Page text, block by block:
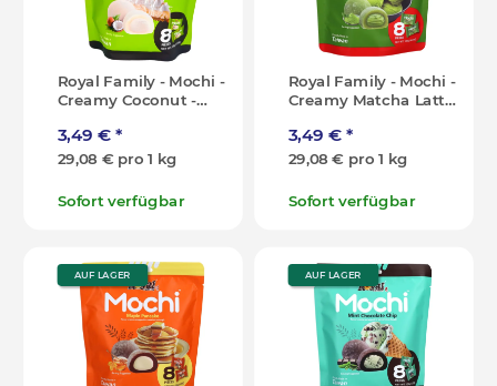
Royal Family - Mochi -
Creamy Coconut -
3,49 € *
29,08 € pro 1 kg
Sofort verfügbar
Royal Family - Mochi -
Creamy Matcha Latte
3,49 € *
29,08 € pro 1 kg
Sofort verfügbar
AUF LAGER AUF LAGER